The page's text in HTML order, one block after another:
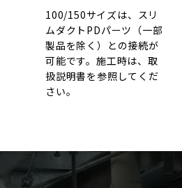
100/150サイズは、スリ
ムダクトPDパーツ（一部
製品を除く）との接続が
可能です。施工時は、取
扱説明書を参照してくだ
さい。